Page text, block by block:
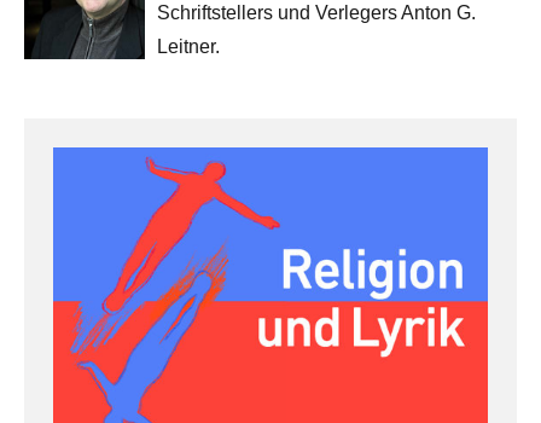
Schriftstellers und Verlegers Anton G.
Leitner.